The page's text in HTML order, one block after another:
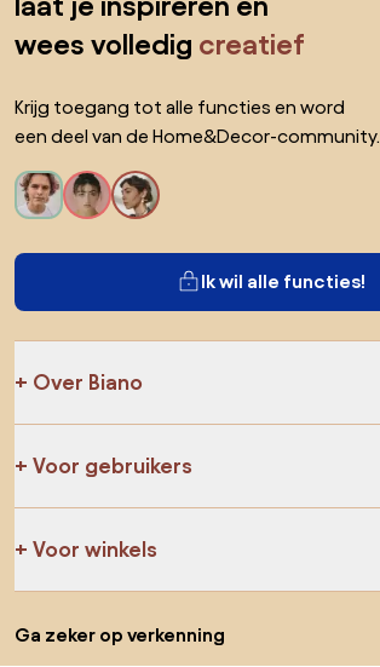
laat je inspireren en
wees volledig creatief
Krijg toegang tot alle functies en word
een deel van de Home&Decor-community.
Ik wil alle functies!
Over Biano
Voor gebruikers
Voor winkels
Ga zeker op verkenning